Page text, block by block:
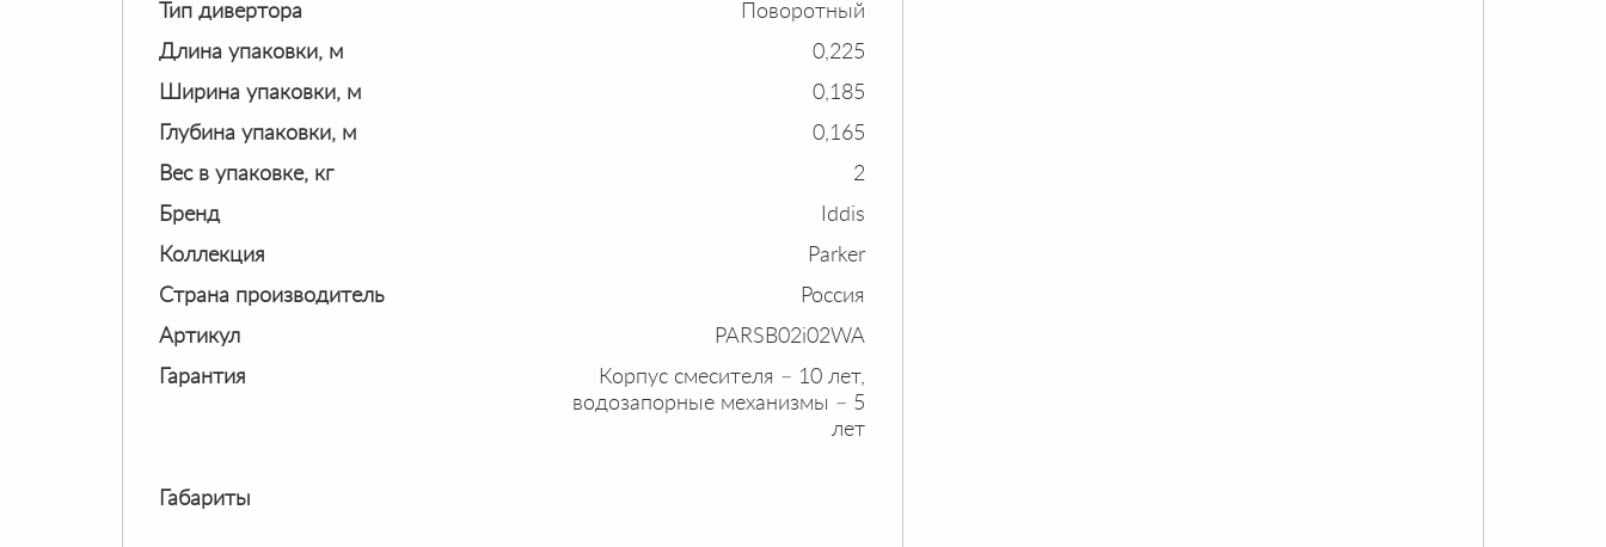
Тип дивертора
Поворотный
Длина упаковки, м
0,225
Ширина упаковки, м
0,185
Глубина упаковки, м
0,165
Вес в упаковке, кг
2
Бренд
Iddis
Коллекция
Parker
Страна производитель
Россия
Артикул
PARSB02i02WA
Гарантия
Корпус смесителя – 10 лет,
водозапорные механизмы – 5
лет
Габариты